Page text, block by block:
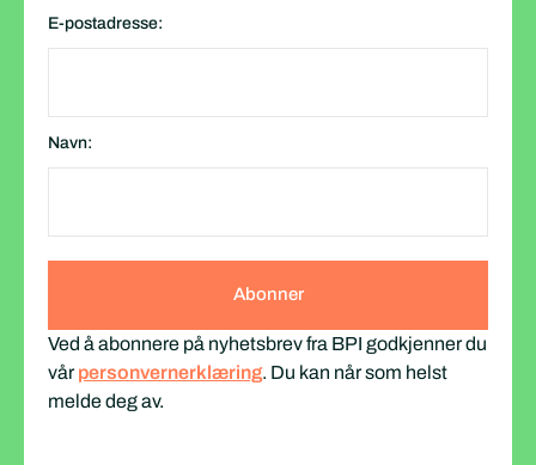
E-postadresse:
Navn:
Ved å abonnere på nyhetsbrev fra BPI godkjenner du
vårpersonvernerklæring. Du kan når som helst
melde deg av.